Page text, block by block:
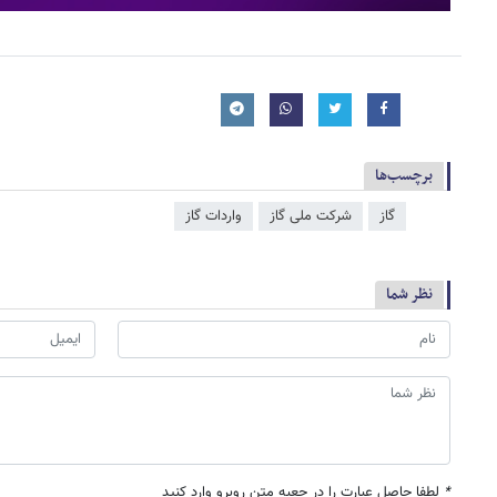
برچسب‌ها
گاز شرکت ملی گاز واردات گاز
نظر شما
* لطفا حاصل عبارت را در جعبه متن روبرو وارد کنید